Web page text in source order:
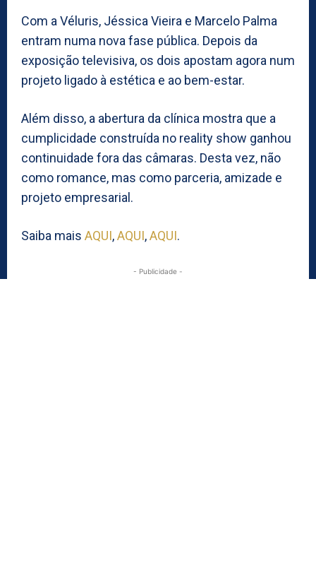
Com a Véluris, Jéssica Vieira e Marcelo Palma
entram numa nova fase pública. Depois da
exposição televisiva, os dois apostam agora num
projeto ligado à estética e ao bem-estar.
Além disso, a abertura da clínica mostra que a
cumplicidade construída no reality show ganhou
continuidade fora das câmaras. Desta vez, não
como romance, mas como parceria, amizade e
projeto empresarial.
Saiba mais AQUI,AQUI,AQUI.
- Publicidade -